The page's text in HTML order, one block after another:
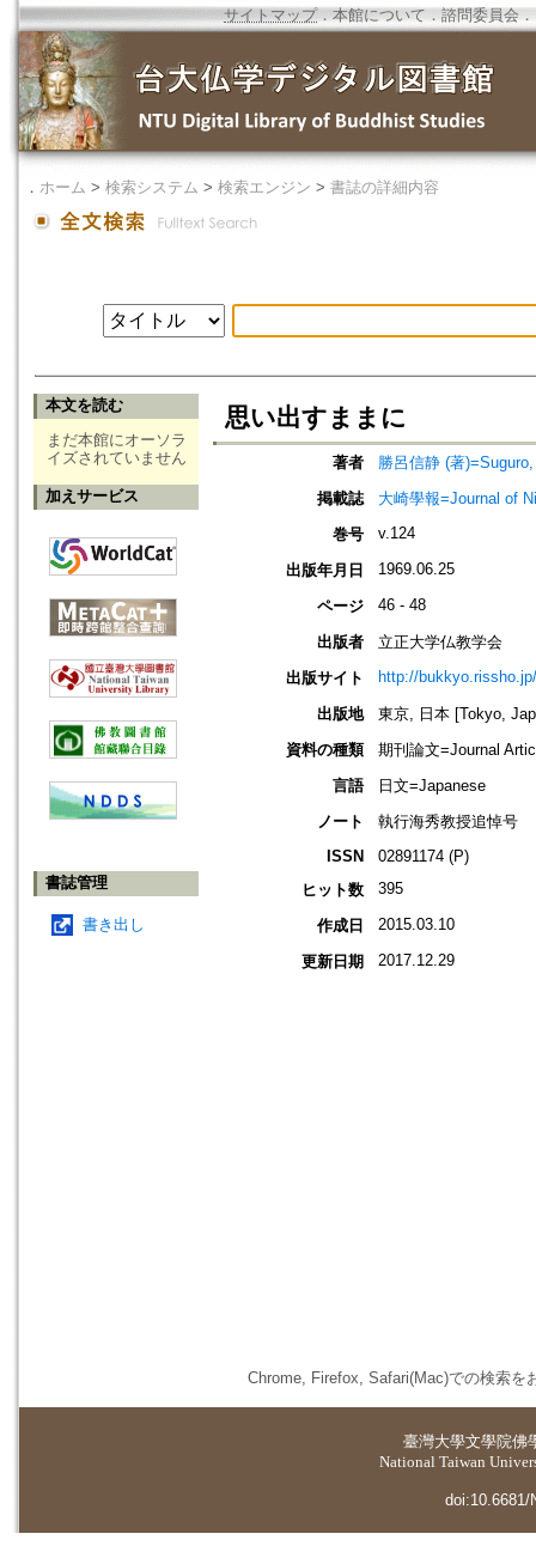
サイトマップ．本館について ． 諮問委員会 ．
． ホーム > 検索システム > 検索エンジン > 書誌の詳細内容
本文を読む
まだ本館にオーソラ
イズされていません
加えサービス
書誌管理
書き出し
思い出すままに
著者
勝呂信静 (著
掲載誌
大崎學報=Journal of
巻号
v.124
出版年月日 1969.06.25
ページ 46 - 48
出版者
立正大学仏教学会
出版サイト
http://
出版地
東京, 日本 [Tokyo,
資料の種類
期刊論文=Journal
言語
日文=Japanese
ノート
執行海秀教授追悼号
ISSN
02891174 (P)
ヒット数
395
作成日 2015.03.10
更新日期 2017.12.29
Chrome, Firefox, Safari(Mac)での検索を
臺灣大學文學院佛
National Taiwan
doi:10.6681/